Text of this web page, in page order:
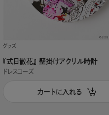
グッズ
『式日散花』 壁掛けアクリル時計
ドレスコーズ
カートに入れる